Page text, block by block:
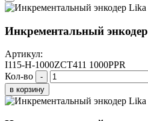
Инкрементальный
Артикул:
I115-H-1000ZCT411 1000PPR
Кол-во
-
в корзину